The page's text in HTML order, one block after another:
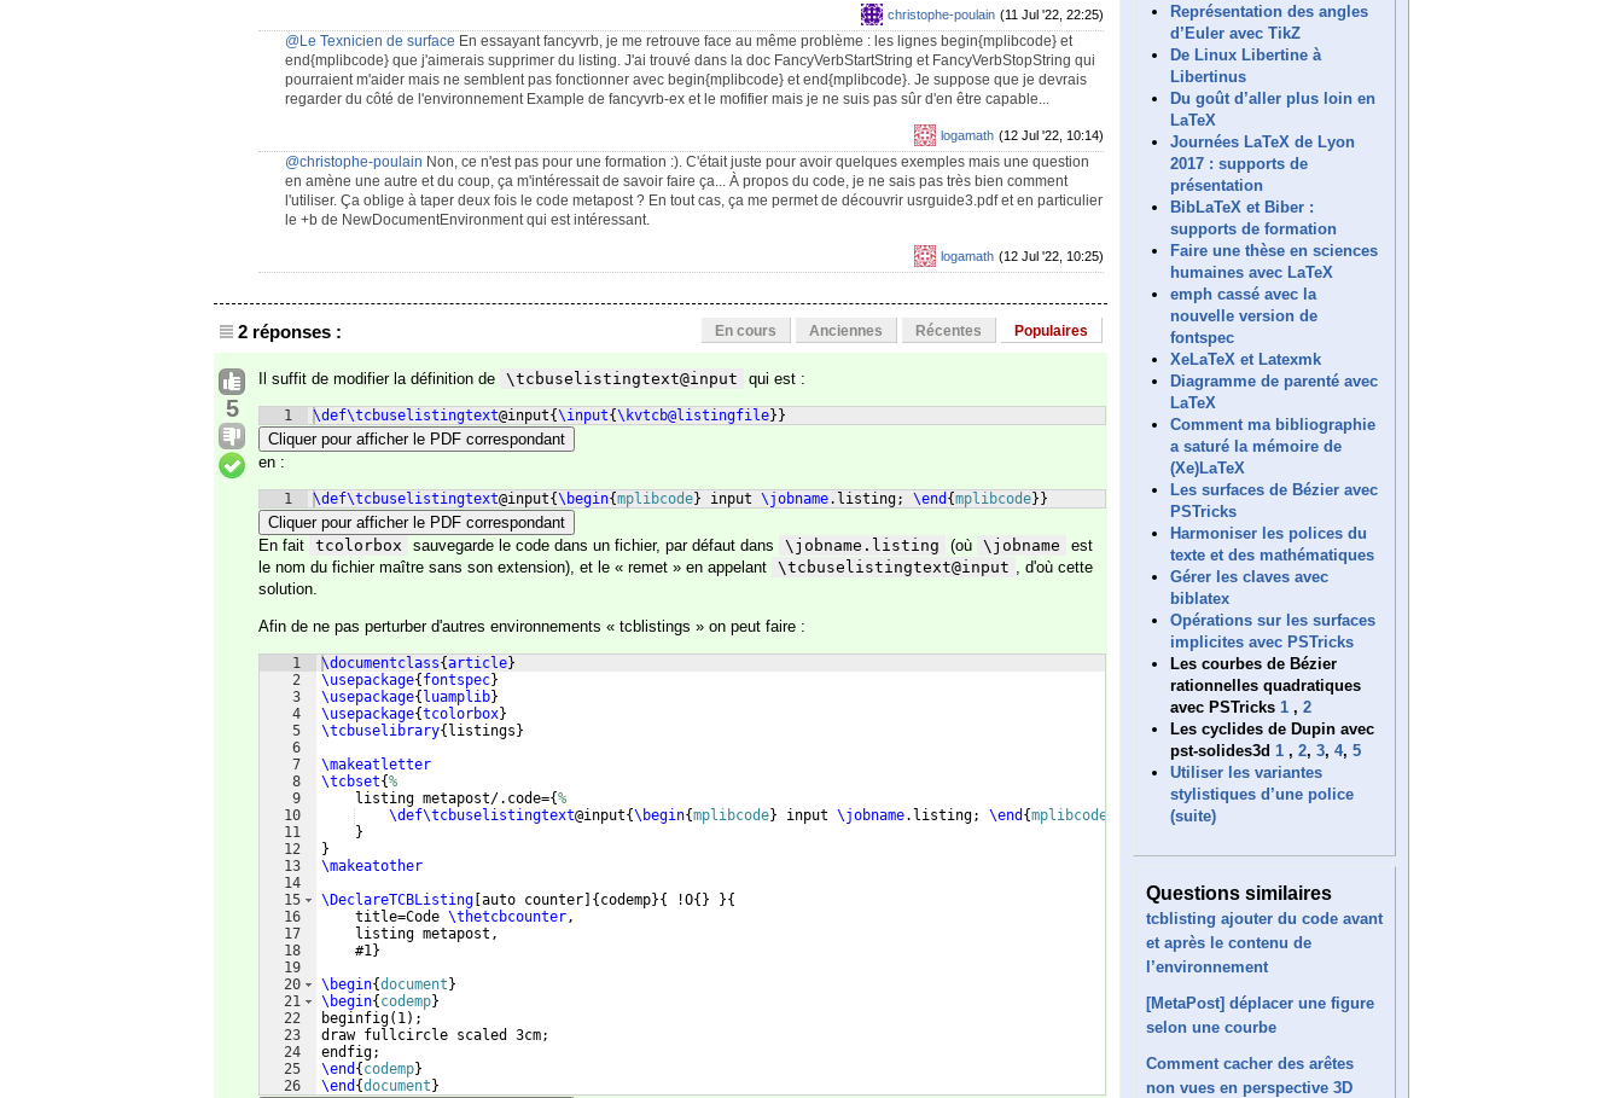
(11 Jul '22, 22:25)
christophe-poulain
@Le Texnicien de surface En essayant fancyvrb, je me retrouve face au même problème : les lignes begin{mplibcode} et
end{mplibcode} que j'aimerais supprimer du listing. J'ai trouvé dans la doc FancyVerbStartString et FancyVerbStopString qui
pourraient m'aider mais ne semblent pas fonctionner avec begin{mplibcode} et end{mplibcode}. Je suppose que je devrais
regarder du côté de l'environnement Example de fancyvrb-ex et le mofifier mais je ne suis pas sûr d'en être capable...
(12 Jul '22, 10:14)
logamath
@christophe-poulain Non, ce n'est pas pour une formation :). C'était juste pour avoir quelques exemples mais une question
en amène une autre et du coup, ça m'intéressait de savoir faire ça... À propos du code, je ne sais pas très bien comment
l'utiliser. Ça oblige à taper deux fois le code metapost ? En tout cas, ça me permet de découvrir usrguide3.pdf et en particulier
le +b de NewDocumentEnvironment qui est intéressant.
(12 Jul '22, 10:25)
logamath
2 réponses : En cours Anciennes Récentes Populaires
5
Il suffit de modifier la définition de \tcbuselistingtext@input qui est :
1 \def\tcbuselistingtext@input{\input{\kvtcb@listingfile} }
Cliquer pour afficher le PDF correspondant
en :
1 \def\tcbuselistingtext@input{\begin{mplibcode} input \jobname.listing; \end {mplibcode} }
Cliquer pour afficher le PDF correspondant
En fait tcolorbox sauvegarde le code dans un fichier, par défaut dans \jobname.listing (où \jobname
est
le nom du fichier maître sans son extension), et le « remet » en appelant \tcbuselistingtext@input , d'où cette
solution.
Afin de ne pas perturber d'autres environnements « tcblistings » on peut faire :
1
2
3
4
5
6
7
8
9
10
11
12
13
14
15
16
17
18
19
20
21
22
23
24
25
26
\documentclass{article}
\usepackage{ fontspec}
\usepackage{ luamplib}
\usepackage{tcolorbox}
\tcbuselibrary{ listings }
\makeatletter
\tcbset{%
    listing metapost/.code=
{%
\def\tcbuselistingtext@input{\begin{mplibcode} input \jobname.listing; \end {mplibcode
}
}
\makeatother
\DeclareTCBListing auto counter { codemp}{ !O{ } }{
    title=Code
\thetcbcounter,
    listing metapost,
    #1
}
\begin{document }
\begin{ codemp}
beginfig( 1) ;
draw fullcircle scaled 3cm;
endfig;
\end { codemp}
\end {document }
Représentation des angles
d’Euler avec TikZ
De Linux Libertine à
Libertinus
Du goût d’aller plus loin en
LaTeX
Journées LaTeX de Lyon
2017 : supports de
présentation
BibLaTeX et Biber :
supports de formation
Faire une thèse en sciences
humaines avec LaTeX
emph cassé avec la
nouvelle version de
fontspec
XeLaTeX et Latexmk
Diagramme de parenté avec
LaTeX
Comment ma bibliographie
a saturé la mémoire de
(Xe)LaTeX
Les surfaces de Bézier avec
PSTricks
Harmoniser les polices du
texte et des mathématiques
Gérer les claves avec
biblatex
Opérations sur les surfaces
implicites avec PSTricks
Les courbes de Bézier
rationnelles quadratiques
avec PSTricks 1 , 2
Les cyclides de Dupin avec
pst-solides3d 1 , 2, 3, 4, 5
Utiliser les variantes
stylistiques d’une police
(suite)
Questions similaires
tcblisting ajouter du code avant
et après le contenu de
l’environnement
[MetaPost] déplacer une figure
selon une courbe
Comment cacher des arêtes
non vues en perspective 3D